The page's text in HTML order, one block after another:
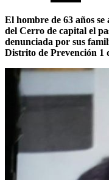
El hombre de 63 años
del Cerro de capital el
denunciada por sus
Distrito de Prevención 1